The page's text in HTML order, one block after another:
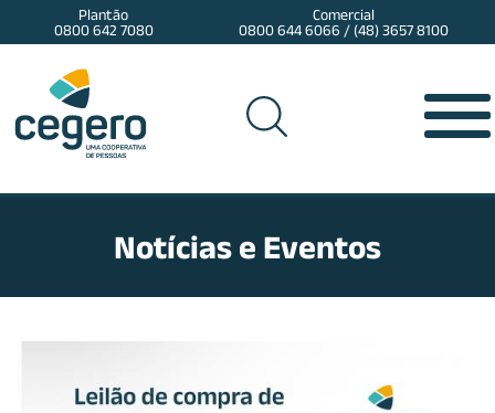
Plantão
0800 642 7080
Comercial
0800 644 6066 / (48) 3657 8100
Notícias e Eventos